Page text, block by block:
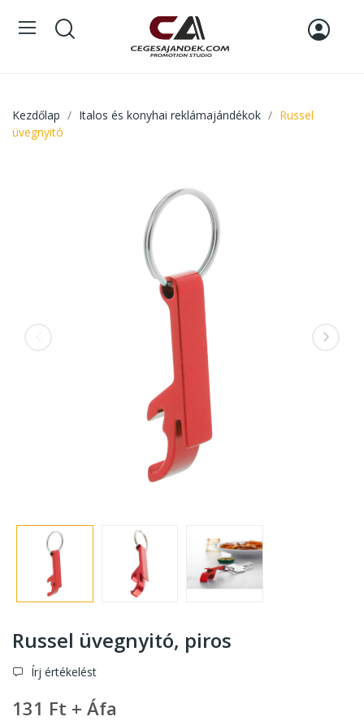
Kezdőlap Italos és konyhai reklámajándékok
Russel
üvegnyitó
Russel üvegnyitó, piros
Írj értékelést
131 Ft + Áfa